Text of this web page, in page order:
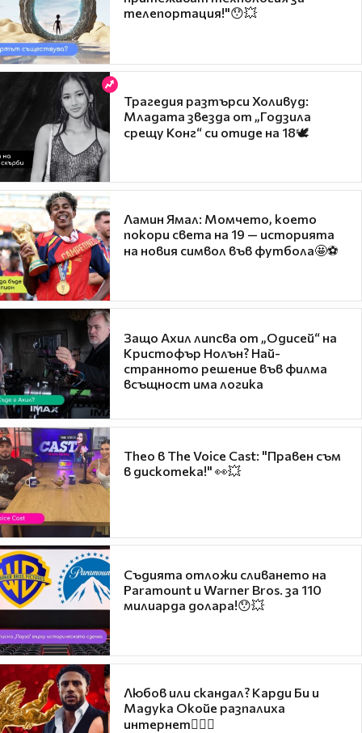
телепортация!"😯💥
Трагедия разтърси Холивуд:
Младата звезда от „Годзила
срещу Конг“ си отиде на 18🕊️
Ламин Ямал: Момчето, което
покори света на 19 — историята
на новия символ във футбола🤩⚽
Защо Ахил липсва от „Одисей“ на
Кристофър Нолън? Най-
странното решение във филма
всъщност има логика
Theo в The Voice Cast: "Правен съм
в дискотека!" 👀💥
Съдията отложи сливането на
Paramount и Warner Bros. за 110
милиарда долара!😯💥
Любов или скандал? Карди Би и
Мадука Окойе разпалиха
интернет❤️‍🔥🔥